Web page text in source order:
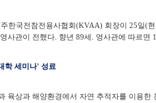
한국전참전용사협회(KVAA) 회장이 25일(
사관이 전했다. 향년 89세. 영사관에 따르면
학 세미나' 성료
육상과 해양환경에서 자연 추적자를 이용한